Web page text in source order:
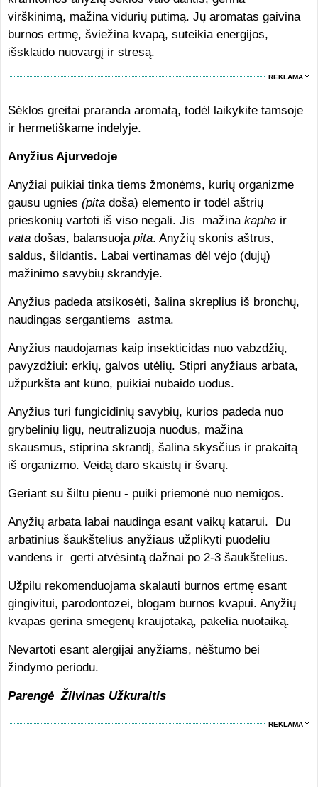
virškinimą, mažina vidurių pūtimą. Jų aromatas gaivina
burnos ertmę, šviežina kvapą, suteikia energijos,
išsklaido nuovargį ir stresą.
REKLAMA
Sėklos greitai praranda aromatą, todėl laikykite tamsoje
ir hermetiškame indelyje.
Anyžius Ajurvedoje
Anyžiai puikiai tinka tiems žmonėms, kurių organizme
gausu ugnies (pitadoša) elemento ir todėl aštrių
prieskonių vartoti iš viso negali. Jis mažina kaphair
vatadošas, balansuoja pita. Anyžių skonis aštrus,
saldus, šildantis. Labai vertinamas dėl vėjo (dujų)
mažinimo savybių skrandyje.
Anyžius padeda atsikosėti, šalina skreplius iš bronchų,
naudingas sergantiems astma.
Anyžius naudojamas kaip insekticidas nuo vabzdžių,
pavyzdžiui: erkių, galvos utėlių. Stipri anyžiaus arbata,
užpurkšta ant kūno, puikiai nubaido uodus.
Anyžius turi fungicidinių savybių, kurios padeda nuo
grybelinių ligų, neutralizuoja nuodus, mažina
skausmus, stiprina skrandį, šalina skysčius ir prakaitą
iš organizmo. Veidą daro skaistų ir švarų.
Geriant su šiltu pienu - puiki priemonė nuo nemigos.
Anyžių arbata labai naudinga esant vaikų katarui. Du
arbatinius šaukštelius anyžiaus užplikyti puodeliu
vandens ir gerti atvėsintą dažnai po 2-3 šaukštelius.
Užpilu rekomenduojama skalauti burnos ertmę esant
gingivitui, parodontozei, blogam burnos kvapui. Anyžių
kvapas gerina smegenų kraujotaką, pakelia nuotaiką.
Nevartoti esant alergijai anyžiams, nėštumo bei
žindymo periodu.
Parengė Žilvinas Užkuraitis
REKLAMA